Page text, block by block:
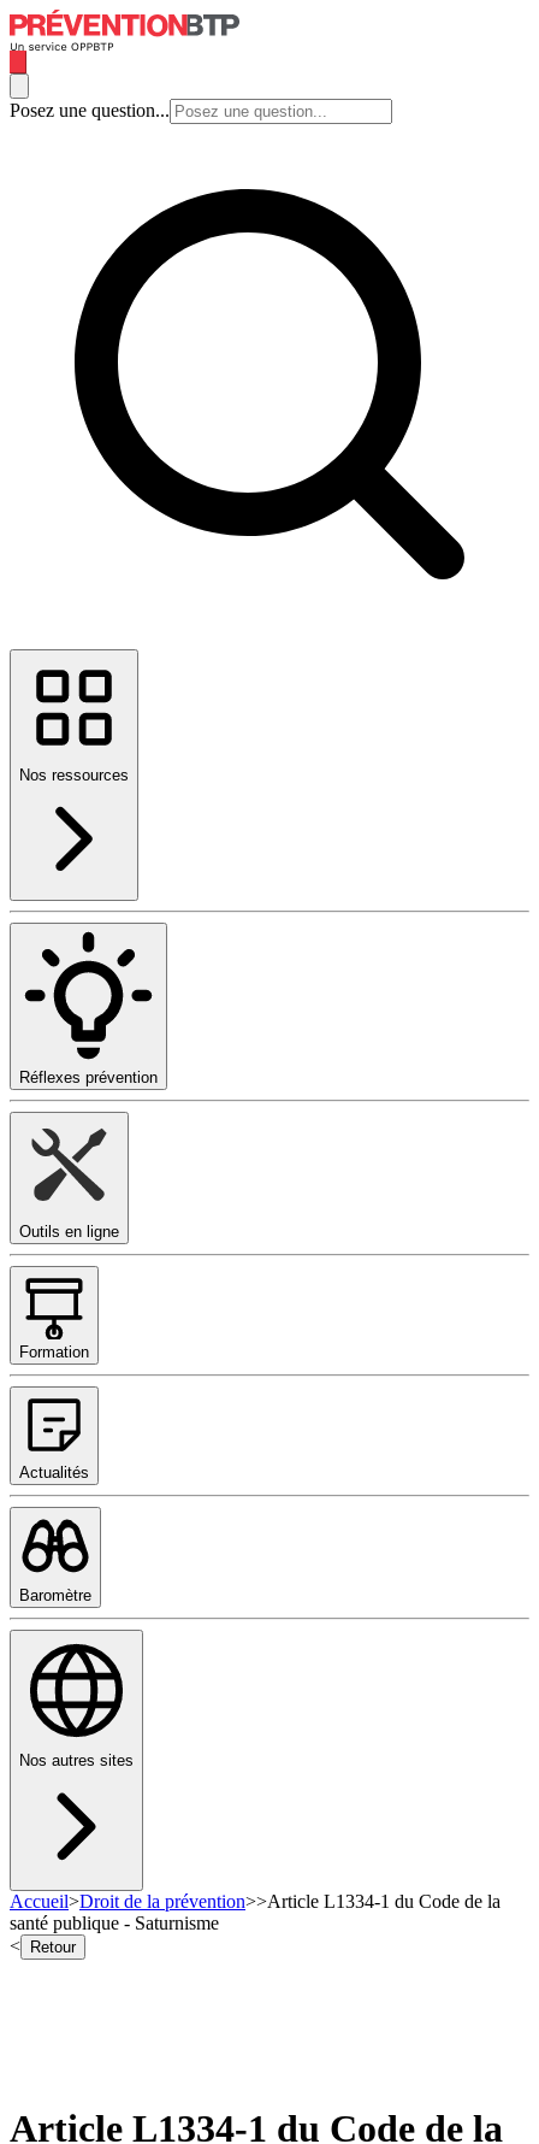
Posez une question...
Nos ressources
Réflexes prévention
Outils en ligne
Formation
Actualités
Baromètre
Nos autres sites
Accueil>Droit de la prévention>>Article L1334-1 du Code de la
santé publique - Saturnisme
<
Retour
Article L1334-1 du Code de la